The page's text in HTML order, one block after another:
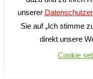
unserer
Sie auf „Ich stimme
direkt unsere
Cookie